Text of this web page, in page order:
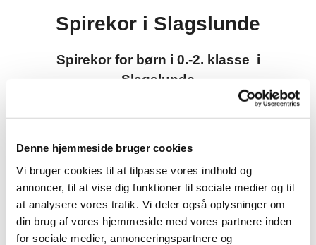
Denne hjemmeside bruger cookies
Vi bruger cookies til at tilpasse vores indhold og
annoncer, til at vise dig funktioner til sociale medier og til
at analysere vores trafik. Vi deler også oplysninger om
din brug af vores hjemmeside med vores partnere inden
for sociale medier, annonceringspartnere og
Spirekor i Slagslunde
Spirekor for børn i 0.-2. klasse i
Slagslunde
Torsdage kl. 13:20-14:10 på Slagslunde
skole
Tilmeld dit barn via kirkens hjemmeside.
Deltagelse til børnekor er gratis.